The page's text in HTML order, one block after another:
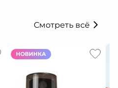
Смотреть всё
НОВИНКА